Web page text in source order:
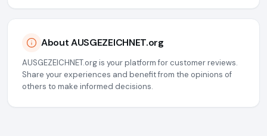
About AUSGEZEICHNET.org
AUSGEZEICHNET.org is your platform for customer reviews.
Share your experiences and benefit from the opinions of
others to make informed decisions.